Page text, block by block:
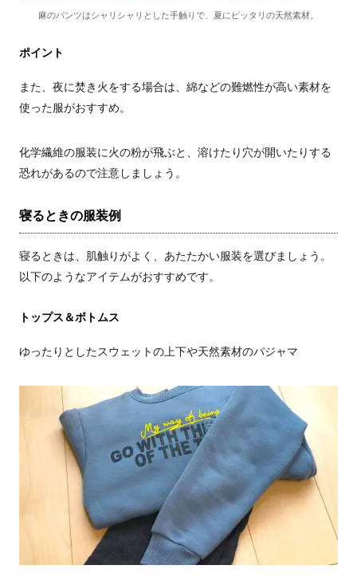
麻のパンツはシャリシャリとした手触りで、夏にピッタリの天然素材。
ポイント
また、夜に焚き火をする場合は、綿などの難燃性が高い素材を
使った服がおすすめ。
化学繊維の服装に火の粉が飛ぶと、溶けたり穴が開いたりする
恐れがあるので注意しましょう。
寝るときの服装例
寝るときは、肌触りがよく、あたたかい服装を選びましょう。
以下のようなアイテムがおすすめです。
トップス＆ボトムス
ゆったりとしたスウェットの上下や天然素材のパジャマ